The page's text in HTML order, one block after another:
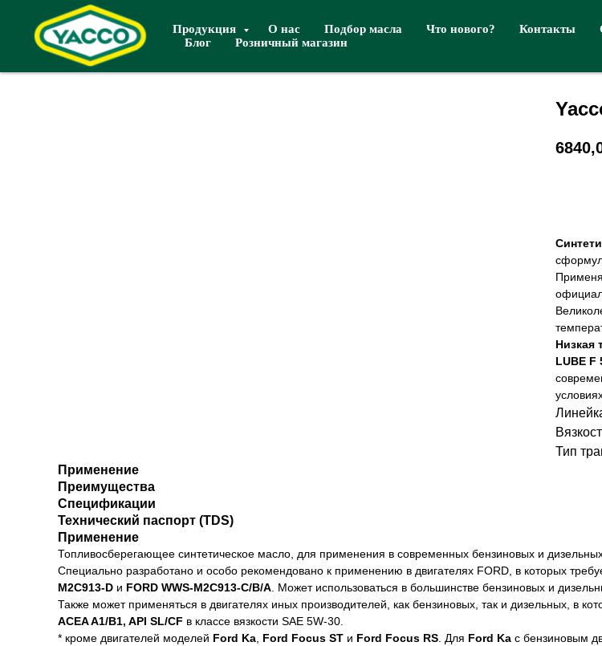
Продукция О нас Подбор масла Что нового? Контакты
Блог
Розничный магазин
Низкая
LUBE F
Тип
Применение
Преимущества
Спецификации
Технический паспорт (TDS)
Применение
Топливосберегающее синтетическое масло, для применения в современных бензиновых и
Специально разработано и особо рекомендовано к применению в двигателях FORD, в которых
M2C913-D и FORD WWS-M2C913-C/B/A. Может использоваться в большинстве бензиновых и
Также может применяться в двигателях иных производителей, как бензиновых, так и дизельных, в
ACEA A1/B1, API SL/CF в классе вязкости SAE 5W-30.
* кроме двигателей моделей Ford Ka, Ford Focus ST и Ford Focus RS. Для Ford Ka с бензиновым